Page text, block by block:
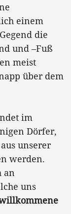
einem
die
und –Fuß
meist
über dem
im
Dörfer,
unserer
werden.
an
uns